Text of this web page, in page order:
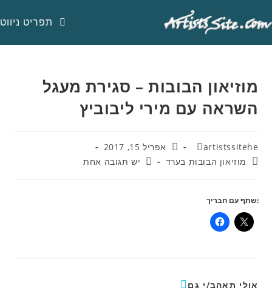
to
תפריט ניווט
מוזיאון הבובות – סגירת מעגל
השראה עם מירי ליבוביץ
מחבר:
artistssitehe פורסם:
אפריל 15, 2017
קטגוריה:
מוזיאון הבובות בערד תגובות:
יש תגובה אחת
:שתף עם חבריך
אולי תאהב/י גם